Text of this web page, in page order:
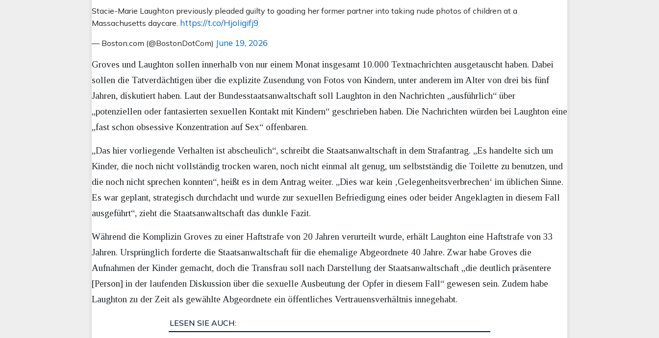
Stacie-Marie Laughton previously pleaded guilty to goading her former partner into taking nude photos of children at a
Massachusetts daycare. https://t.co/HjoIigifj9
— Boston.com (@BostonDotCom) June 19, 2026
Groves und Laughton sollen innerhalb von nur einem Monat insgesamt 10.000 Textnachrichten ausgetauscht haben. Dabei
sollen die Tatverdächtigen über die explizite Zusendung von Fotos von Kindern, unter anderem im Alter von drei bis fünf
Jahren, diskutiert haben. Laut der Bundesstaatsanwaltschaft soll Laughton in den Nachrichten „ausführlich“ über
„potenziellen oder fantasierten sexuellen Kontakt mit Kindern“ geschrieben haben. Die Nachrichten würden bei Laughton eine
„fast schon obsessive Konzentration auf Sex“ offenbaren.
„Das hier vorliegende Verhalten ist abscheulich“, schreibt die Staatsanwaltschaft in dem Strafantrag. „Es handelte sich um
Kinder, die noch nicht vollständig trocken waren, noch nicht einmal alt genug, um selbstständig die Toilette zu benutzen, und
die noch nicht sprechen konnten“, heißt es in dem Antrag weiter. „Dies war kein ‚Gelegenheitsverbrechen‘ im üblichen Sinne.
Es war geplant, strategisch durchdacht und wurde zur sexuellen Befriedigung eines oder beider Angeklagten in diesem Fall
ausgeführt“, zieht die Staatsanwaltschaft das dunkle Fazit.
Während die Komplizin Groves zu einer Haftstrafe von 20 Jahren verurteilt wurde, erhält Laughton eine Haftstrafe von 33
Jahren. Ursprünglich forderte die Staatsanwaltschaft für die ehemalige Abgeordnete 40 Jahre. Zwar habe Groves die
Aufnahmen der Kinder gemacht, doch die Transfrau soll nach Darstellung der Staatsanwaltschaft „die deutlich präsentere
[Person] in der laufenden Diskussion über die sexuelle Ausbeutung der Opfer in diesem Fall“ gewesen sein. Zudem habe
Laughton zu der Zeit als gewählte Abgeordnete ein öffentliches Vertrauensverhältnis innegehabt.
LESEN SIE AUCH: